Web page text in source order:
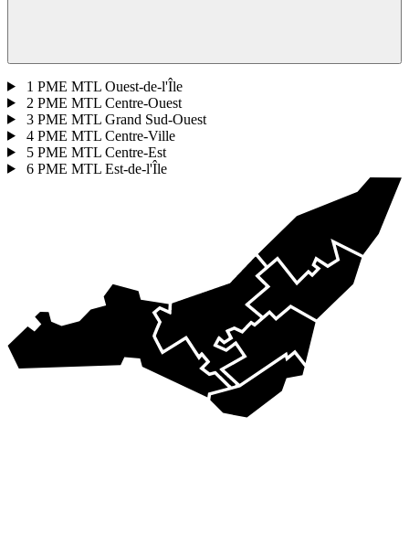
1 PME MTL Ouest-de-l'Île
2 PME MTL Centre-Ouest
3 PME MTL Grand Sud-Ouest
4 PME MTL Centre-Ville
5 PME MTL Centre-Est
6 PME MTL Est-de-l'Île